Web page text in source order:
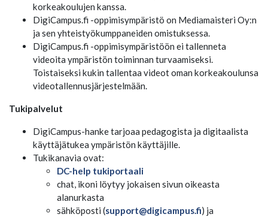
korkeakoulujen kanssa.
DigiCampus.fi -oppimisympäristö on Mediamaisteri Oy:n
ja sen yhteistyökumppaneiden omistuksessa.
DigiCampus.fi -oppimisympäristöön ei tallenneta
videoita ympäristön toiminnan turvaamiseksi.
Toistaiseksi kukin tallentaa videot oman korkeakoulunsa
videotallennusjärjestelmään.
Tukipalvelut
DigiCampus-hanke tarjoaa pedagogista ja digitaalista
käyttäjätukea ympäristön käyttäjille.
Tukikanavia ovat:
DC-help tukiportaali
chat, ikoni löytyy jokaisen sivun oikeasta
alanurkasta
sähköposti (support@digicampus.fi) ja